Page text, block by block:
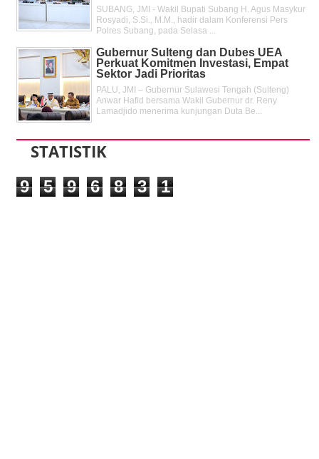
SUBANG, JMI - Wakil Bupati Subang H. Agus Masykur
Rosyadi, S.Si., M.M., hadir dalam Konferensi Pers
Polres Subang, pada Selasa ...
Gubernur Sulteng dan Dubes UEA
Perkuat Komitmen Investasi, Empat
Sektor Jadi Prioritas
PALU, JMI – Gubernur Sulawesi Tengah (Sulteng)
Anwar Hafid bersama Wakil Gubernur dr. Reny
Lamadjido menerima kunjungan Duta Be...
STATISTIK
9 5 9 6 8 3 1